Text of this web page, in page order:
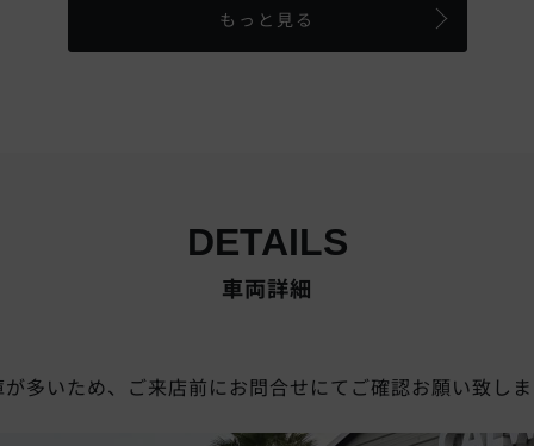
もっと見る
DETAILS
車両詳細
多いため、ご来店前にお問合せにてご確認お願い致し